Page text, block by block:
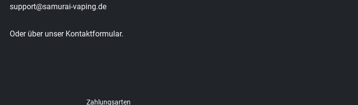
support@samurai-vaping.de
Oder über unser Kontaktformular.
Zahlungsarten